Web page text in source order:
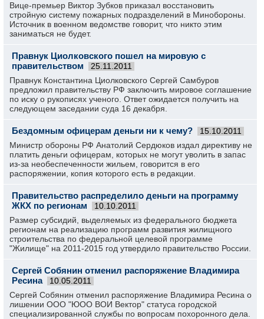
Вице-премьер Виктор Зубков приказал восстановить
стройную систему пожарных подразделений в Минобороны.
Источник в военном ведомстве говорит, что никто этим
заниматься не будет.
Правнук Циолковского пошел на мировую с
правительством
25.11.2011
Правнук Константина Циолковского Сергей Самбуров
предложил правительству РФ заключить мировое соглашение
по иску о рукописях ученого. Ответ ожидается получить на
следующем заседании суда 16 декабря.
Бездомным офицерам деньги ни к чему? 15.10.2011
Министр обороны РФ Анатолий Сердюков издал директиву не
платить деньги офицерам, которых не могут уволить в запас
из-за необеспеченности жильем, говорится в его
распоряжении, копия которого есть в редакции.
Правительство распределило деньги на программу
ЖКХ по регионам
10.10.2011
Размер субсидий, выделяемых из федерального бюджета
регионам на реализацию программ развития жилищного
строительства по федеральной целевой программе
"Жилище" на 2011-2015 год утвердило правительство России.
Сергей Собянин отменил распоряжение Владимира
Ресина
10.05.2011
Сергей Собянин отменил распоряжение Владимира Ресина о
лишении ООО "ЮОО ВОИ Вектор" статуса городской
специализированной службы по вопросам похоронного дела.